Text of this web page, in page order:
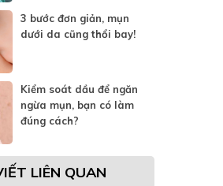
3 bước đơn giản, mụn
dưới da cũng thổi bay!
Kiểm soát dầu để ngăn
ngừa mụn, bạn có làm
đúng cách?
LIÊN QUAN